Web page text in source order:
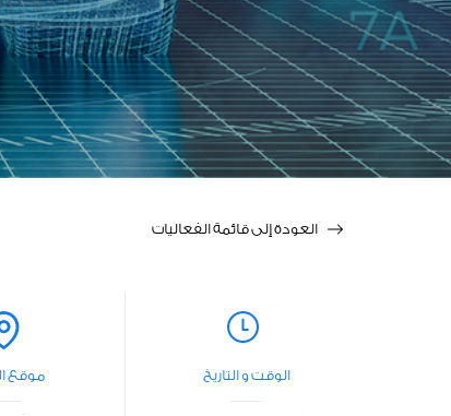
العودة إلى قائمة الفعاليات
الوقت و التاريخ موقع